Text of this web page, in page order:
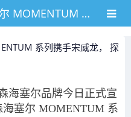
听真声，见自己 森海塞尔 MOMENTUM 系列携手宋威龙， 探索“真实的声音”体验
系列携手宋威龙， 探
海塞尔品牌今日正式宣
塞尔 MOMENTUM 系